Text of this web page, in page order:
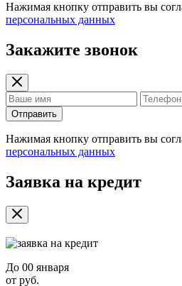
Нажимая кнопку отправить вы
персональных данных
Закажите звонок
Отправить
Нажимая кнопку отправить вы
персональных данных
Заявка на кредит
До 00 января
от руб.